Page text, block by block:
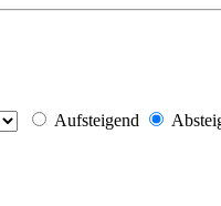
Aufsteigend